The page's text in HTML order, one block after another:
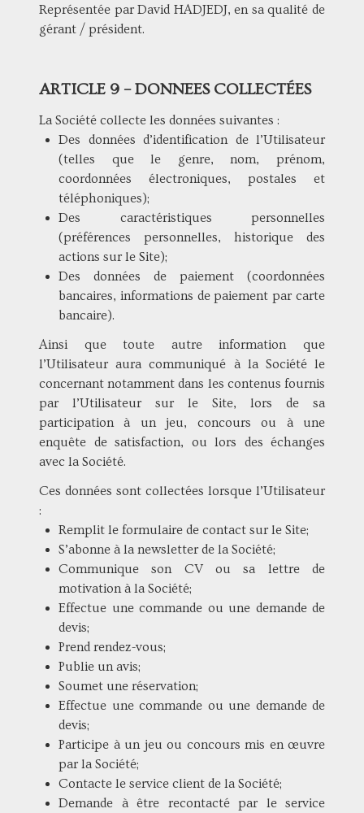
Représentée par David HADJEDJ, en sa qualité de
gérant / président.
ARTICLE 9 – DONNEES COLLECTÉES
La Société collecte les données suivantes :
Des données d’identification de l’Utilisateur
(telles que le genre, nom, prénom,
coordonnées électroniques, postales et
téléphoniques);
Des caractéristiques personnelles
(préférences personnelles, historique des
actions sur le Site);
Des données de paiement (coordonnées
bancaires, informations de paiement par carte
bancaire).
Ainsi que toute autre information que
l’Utilisateur aura communiqué à la Société le
concernant notamment dans les contenus fournis
par l’Utilisateur sur le Site, lors de sa
participation à un jeu, concours ou à une
enquête de satisfaction, ou lors des échanges
avec la Société.
Ces données sont collectées lorsque l’Utilisateur
:
Remplit le formulaire de contact sur le Site;
S’abonne à la newsletter de la Société;
Communique son CV ou sa lettre de
motivation à la Société;
Effectue une commande ou une demande de
devis;
Prend rendez-vous;
Publie un avis;
Soumet une réservation;
Effectue une commande ou une demande de
devis;
Participe à un jeu ou concours mis en œuvre
par la Société;
Contacte le service client de la Société;
Demande à être recontacté par le service